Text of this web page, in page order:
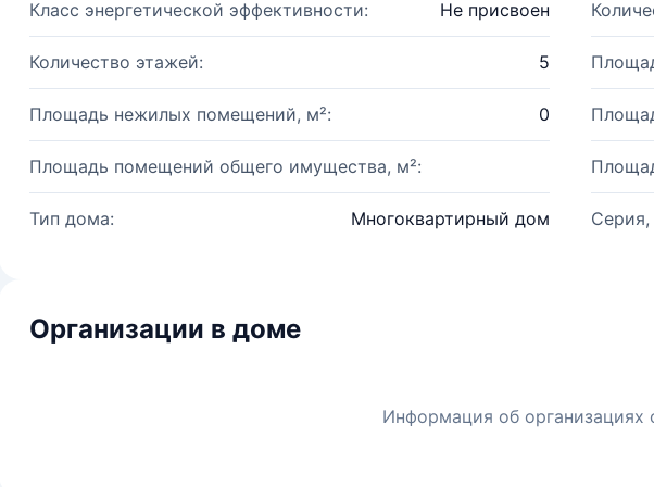
Класс энергетической эффективности: Не присвоен
Количество этажей: 5
Площадь нежилых помещений, м²: 0
Площадь помещений общего имущества, м²:
Тип дома: Многоквартирный дом Серия,
Организации в доме
Информация об организациях